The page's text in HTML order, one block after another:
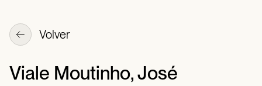
Volver
Viale Moutinho, José